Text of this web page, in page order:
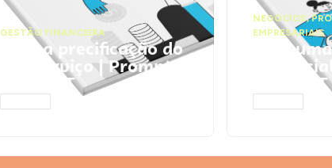
GESTÃO FINANCEIRA
Faça a precificação do
seu serviço | Prompts
ChatGPT
NEGÓCIOS,
EMPRESARIAIS
Faça
ChatGPT